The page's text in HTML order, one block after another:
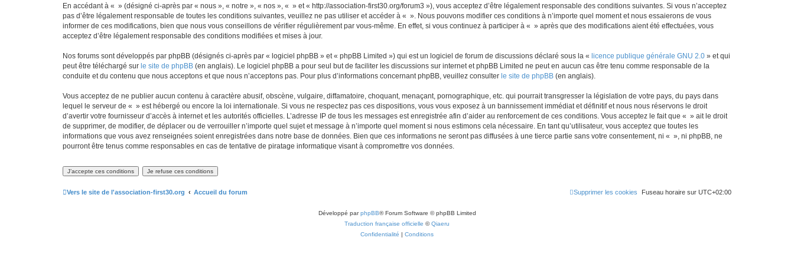
En accédant à « » (désigné ci-après par « nous », « notre », « nos », « » et « http://association-first30.org/forum3 »), vous acceptez d’être légalement responsable des conditions suivantes. Si vous n’acceptez
pas d’être légalement responsable de toutes les conditions suivantes, veuillez ne pas utiliser et accéder à « ». Nous pouvons modifier ces conditions à n’importe quel moment et nous essaierons de vous
informer de ces modifications, bien que nous vous conseillons de vérifier régulièrement par vous-même. En effet, si vous continuez à participer à « » après que des modifications aient été effectuées, vous
acceptez d’être légalement responsable des conditions modifiées et mises à jour.
Nos forums sont développés par phpBB (désignés ci-après par « logiciel phpBB » et « phpBB Limited ») qui est un logiciel de forum de discussions déclaré sous la « licence publique générale GNU 2.0 » et qui
peut être téléchargé sur le site de phpBB (en anglais). Le logiciel phpBB a pour seul but de faciliter les discussions sur internet et phpBB Limited ne peut en aucun cas être tenu comme responsable de la
conduite et du contenu que nous acceptons et que nous n’acceptons pas. Pour plus d’informations concernant phpBB, veuillez consulter le site de phpBB (en anglais).
Vous acceptez de ne publier aucun contenu à caractère abusif, obscène, vulgaire, diffamatoire, choquant, menaçant, pornographique, etc. qui pourrait transgresser la législation de votre pays, du pays dans
lequel le serveur de « » est hébergé ou encore la loi internationale. Si vous ne respectez pas ces dispositions, vous vous exposez à un bannissement immédiat et définitif et nous nous réservons le droit
d’avertir votre fournisseur d’accès à internet et les autorités officielles. L’adresse IP de tous les messages est enregistrée afin d’aider au renforcement de ces conditions. Vous acceptez le fait que « » ait le droit
de supprimer, de modifier, de déplacer ou de verrouiller n’importe quel sujet et message à n’importe quel moment si nous estimons cela nécessaire. En tant qu’utilisateur, vous acceptez que toutes les
informations que vous avez renseignées soient enregistrées dans notre base de données. Bien que ces informations ne seront pas diffusées à une tierce partie sans votre consentement, ni « », ni phpBB, ne
pourront être tenus comme responsables en cas de tentative de piratage informatique visant à compromettre vos données.
Vers le site de l'association-first30.org Accueil du forum Fuseau horaire sur UTC+02:00
Supprimer les cookies
Développé parphpBB® Forum Software © phpBB Limited
Traduction française officielle ©Qiaeru
Confidentialité | Conditions